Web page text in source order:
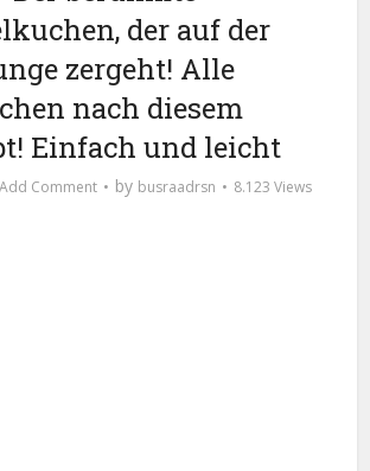
der auf der
zergeht! Alle
nach diesem
Einfach und leicht
Add Comment by busraadrsn 8.123 Views